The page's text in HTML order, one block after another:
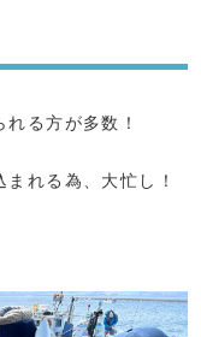
る方が多数！
れる為、大忙し！